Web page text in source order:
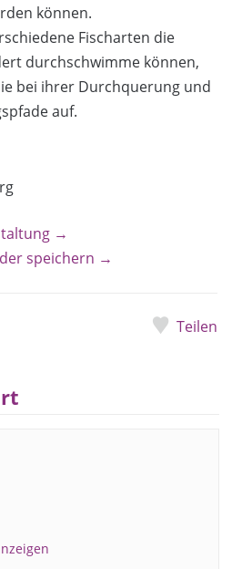
können.
Fischarten die
durchschwimme können,
bei ihrer Durchquerung und
auf.
→
speichern →
Teilen